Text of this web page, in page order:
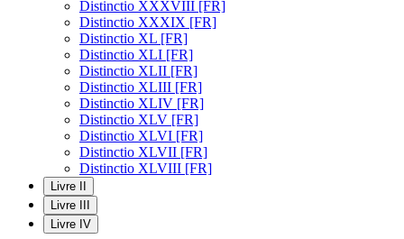
Distinctio XXXVIII [FR]
Distinctio XXXIX [FR]
Distinctio XL [FR]
Distinctio XLI [FR]
Distinctio XLII [FR]
Distinctio XLIII [FR]
Distinctio XLIV [FR]
Distinctio XLV [FR]
Distinctio XLVI [FR]
Distinctio XLVII [FR]
Distinctio XLVIII [FR]
Livre II
Livre III
Livre IV